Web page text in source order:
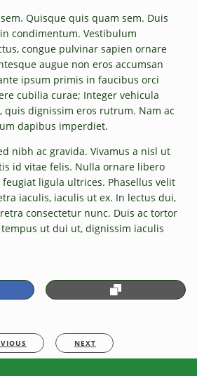
Quisque quis quam sem. Duis
condimentum. Vestibulum
congue pulvinar sapien ornare
augue non eros accumsan
ipsum primis in faucibus orci
cubilia curae; Integer vehicula
quis dignissim eros rutrum. Nam ac
dapibus imperdiet.
nibh ac gravida. Vivamus a nisl ut
id vitae felis. Nulla ornare libero
feugiat ligula ultrices. Phasellus velit
iaculis, iaculis ut ex. In lectus dui,
consectetur nunc. Duis ac tortor
ut dui ut, dignissim iaculis
NEXT